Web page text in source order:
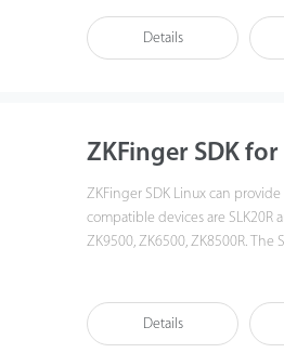
bits).
Los usuarios pueden
imágenes/plantillas de huellas
Details
ZKFinger SDK
ZKFinger SDK Linux can
compatible devices are
ZK9500, ZK6500, ZK8500R. The
develop.
Details